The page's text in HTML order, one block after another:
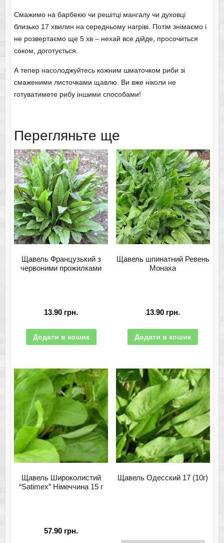
Смажимо на барбекю чи решітці мангалу чи духовці
близько 17 хвилин на середньому нагріві. Потім знімаємо і
не розвертаємо ще 5 хв – нехай все дійде, просочиться
соком, доготується.
А тепер насолоджуйтесь кожним шматочком риби зі
смаженими листочками щавлю. Ви вже ніколи не
готуватимете рибу іншими способами!
Перегляньте ще
Щавель Французький з
червоними прожилками
13.90 грн.
Додати в кошик
Щавель шпинатний Ревень
Монаха
13.90 грн.
Додати в кошик
Щавель Широколистий
“Satimex” Німеччина 15 г
57.90 грн.
Щавель Одесский 17 (10г)